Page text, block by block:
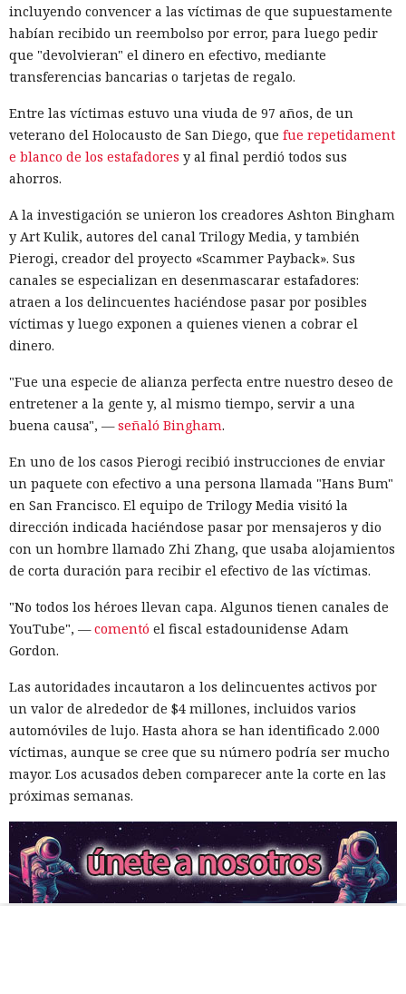
incluyendo convencer a las víctimas de que supuestamente
habían recibido un reembolso por error, para luego pedir
que "devolvieran" el dinero en efectivo, mediante
transferencias bancarias o tarjetas de regalo.
Entre las víctimas estuvo una viuda de 97 años, de un
veterano del Holocausto de San Diego, que fue repetidament
e blanco de los estafadores y al final perdió todos sus
ahorros.
A la investigación se unieron los creadores Ashton Bingham
y Art Kulik, autores del canal Trilogy Media, y también
Pierogi, creador del proyecto «Scammer Payback». Sus
canales se especializan en desenmascarar estafadores:
atraen a los delincuentes haciéndose pasar por posibles
víctimas y luego exponen a quienes vienen a cobrar el
dinero.
"Fue una especie de alianza perfecta entre nuestro deseo de
entretener a la gente y, al mismo tiempo, servir a una
buena causa", —señaló Bingham.
En uno de los casos Pierogi recibió instrucciones de enviar
un paquete con efectivo a una persona llamada "Hans Bum"
en San Francisco. El equipo de Trilogy Media visitó la
dirección indicada haciéndose pasar por mensajeros y dio
con un hombre llamado Zhi Zhang, que usaba alojamientos
de corta duración para recibir el efectivo de las víctimas.
"No todos los héroes llevan capa. Algunos tienen canales de
YouTube", —comentó el fiscal estadounidense Adam
Gordon.
Las autoridades incautaron a los delincuentes activos por
un valor de alrededor de $4 millones, incluidos varios
automóviles de lujo. Hasta ahora se han identificado 2.000
víctimas, aunque se cree que su número podría ser mucho
mayor. Los acusados deben comparecer ante la corte en las
próximas semanas.